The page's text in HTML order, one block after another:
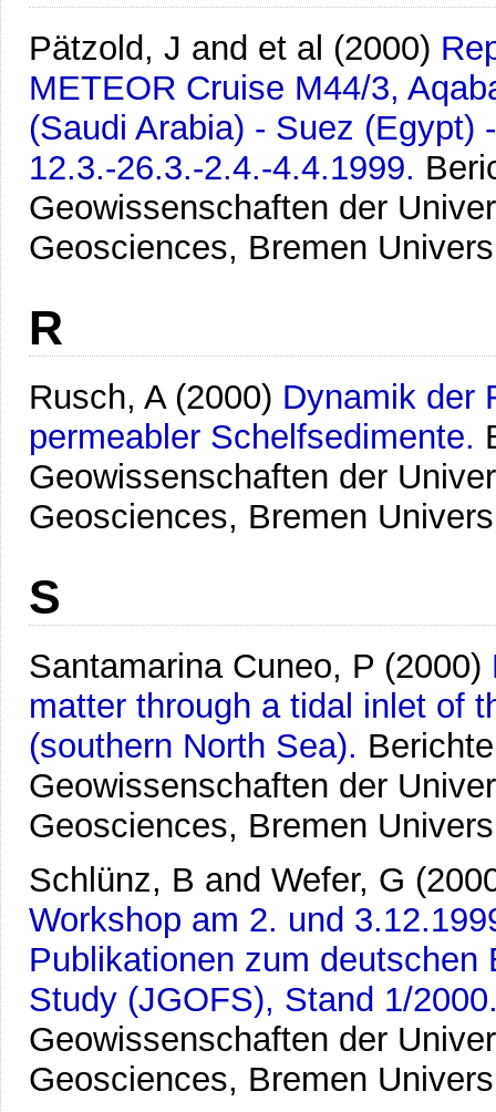
Pätzold, J and et al (2000)
METEOR Cruise M44/3,
(Saudi Arabia) - Suez (Egypt)
12.3.-26.3.-2.4.-4.4.1999.
Geowissenschaften der
Geosciences, Bremen
R
Rusch, A (2000) Dynamik der
permeabler Schelfsedimente.
Geowissenschaften der
Geosciences, Bremen
S
Santamarina Cuneo, P (2000)
matter through a tidal inlet of
(southern North Sea).
Geowissenschaften der
Geosciences, Bremen
Schlünz, B and Wefer, G
Workshop am 2. und
Publikationen zum
Study (JGOFS), Stand 1/
Geowissenschaften der
Geosciences, Bremen